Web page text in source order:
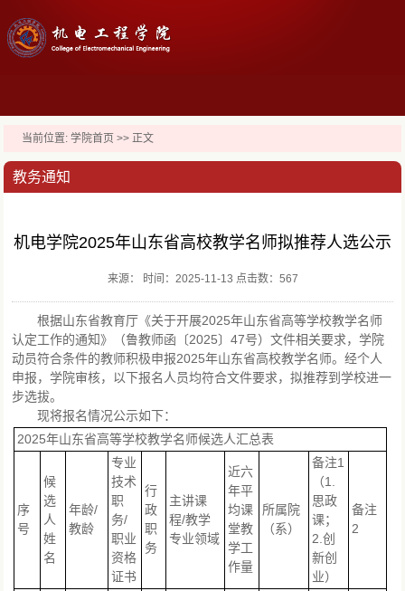
当前位置:学院首页 >> 正文
教务通知
机电学院2025年山东省高校教学名师拟推荐人选公示
来源： 时间：2025-11-13 点击数： 567
根据山东省教育厅《关于开展2025年山东省高等学校教学名师
认定工作的通知》（鲁教师函〔2025〕47号）文件相关要求，学院
动员符合条件的教师积极申报2025年山东省高校教学名师。经个人
申报，学院审核，以下报名人员均符合文件要求，拟推荐到学校进一
步选拔。
现将报名情况公示如下：
2025年山东省高等学校教学名师候选人汇总表
序
号
候
选
人
姓
名
年龄/
教龄
专业
技术
职
务/
职业
资格
证书
行
政
职
务
主讲课
程/教学
专业领域
近六
年平
均课
堂教
学工
作量
所属院
（系）
备注1
（1.
思政
课；
2.创
新创
业）
备注
2